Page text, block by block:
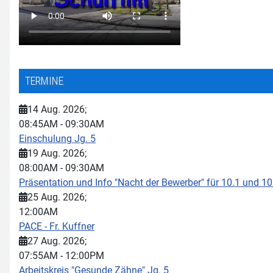
TERMINE
14 Aug. 2026;
08:45AM - 09:30AM
Einschulung Jg. 5
19 Aug. 2026;
08:00AM - 09:30AM
Präsentation und Info "Nacht der Bewerber" für 10.1 und
25 Aug. 2026;
12:00AM
PACE - Fr. Kuffner
27 Aug. 2026;
07:55AM - 12:00PM
Arbeitskreis "Gesunde Zähne" Jg. 5